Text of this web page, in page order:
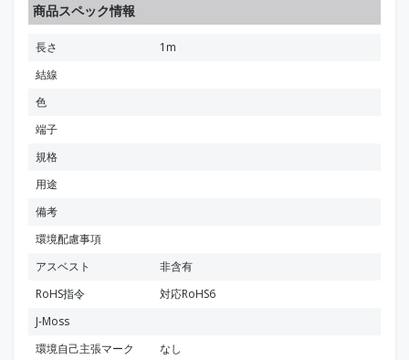
商品スペック情報
長さ
1m
結線
色
端子
規格
用途
備考
環境配慮事項
アスベスト
非含有
RoHS指令
対応RoHS6
J-Moss
環境自己主張マーク
なし